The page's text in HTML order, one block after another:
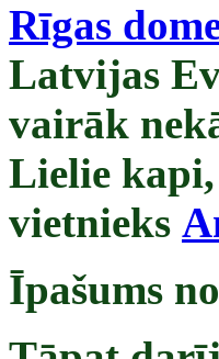
Rīgas
Latvijas
vairāk
Lielie
vietnieks
Īpašums